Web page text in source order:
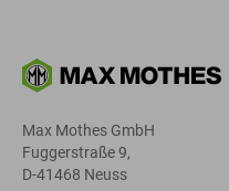
Max Mothes GmbH
Fuggerstraße 9,
D-41468 Neuss